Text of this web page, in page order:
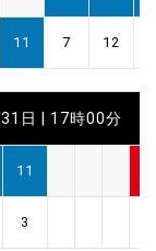
11 7 12
日 | 17時00分
11
3